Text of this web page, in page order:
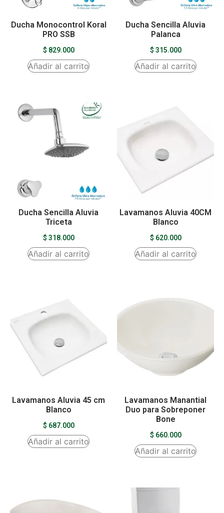
Ducha Monocontrol Koral
PRO SSB
$ 829.000
Añadir al carrito
Ducha Sencilla Aluvia
Palanca
$ 315.000
Añadir al carrito
Ducha Sencilla Aluvia
Triceta
$ 318.000
Añadir al carrito
Lavamanos Aluvia 40CM
Blanco
$ 620.000
Añadir al carrito
Lavamanos Aluvia 45 cm
Blanco
$ 687.000
Añadir al carrito
Lavamanos Manantial
Duo para Sobreponer
Bone
$ 660.000
Añadir al carrito